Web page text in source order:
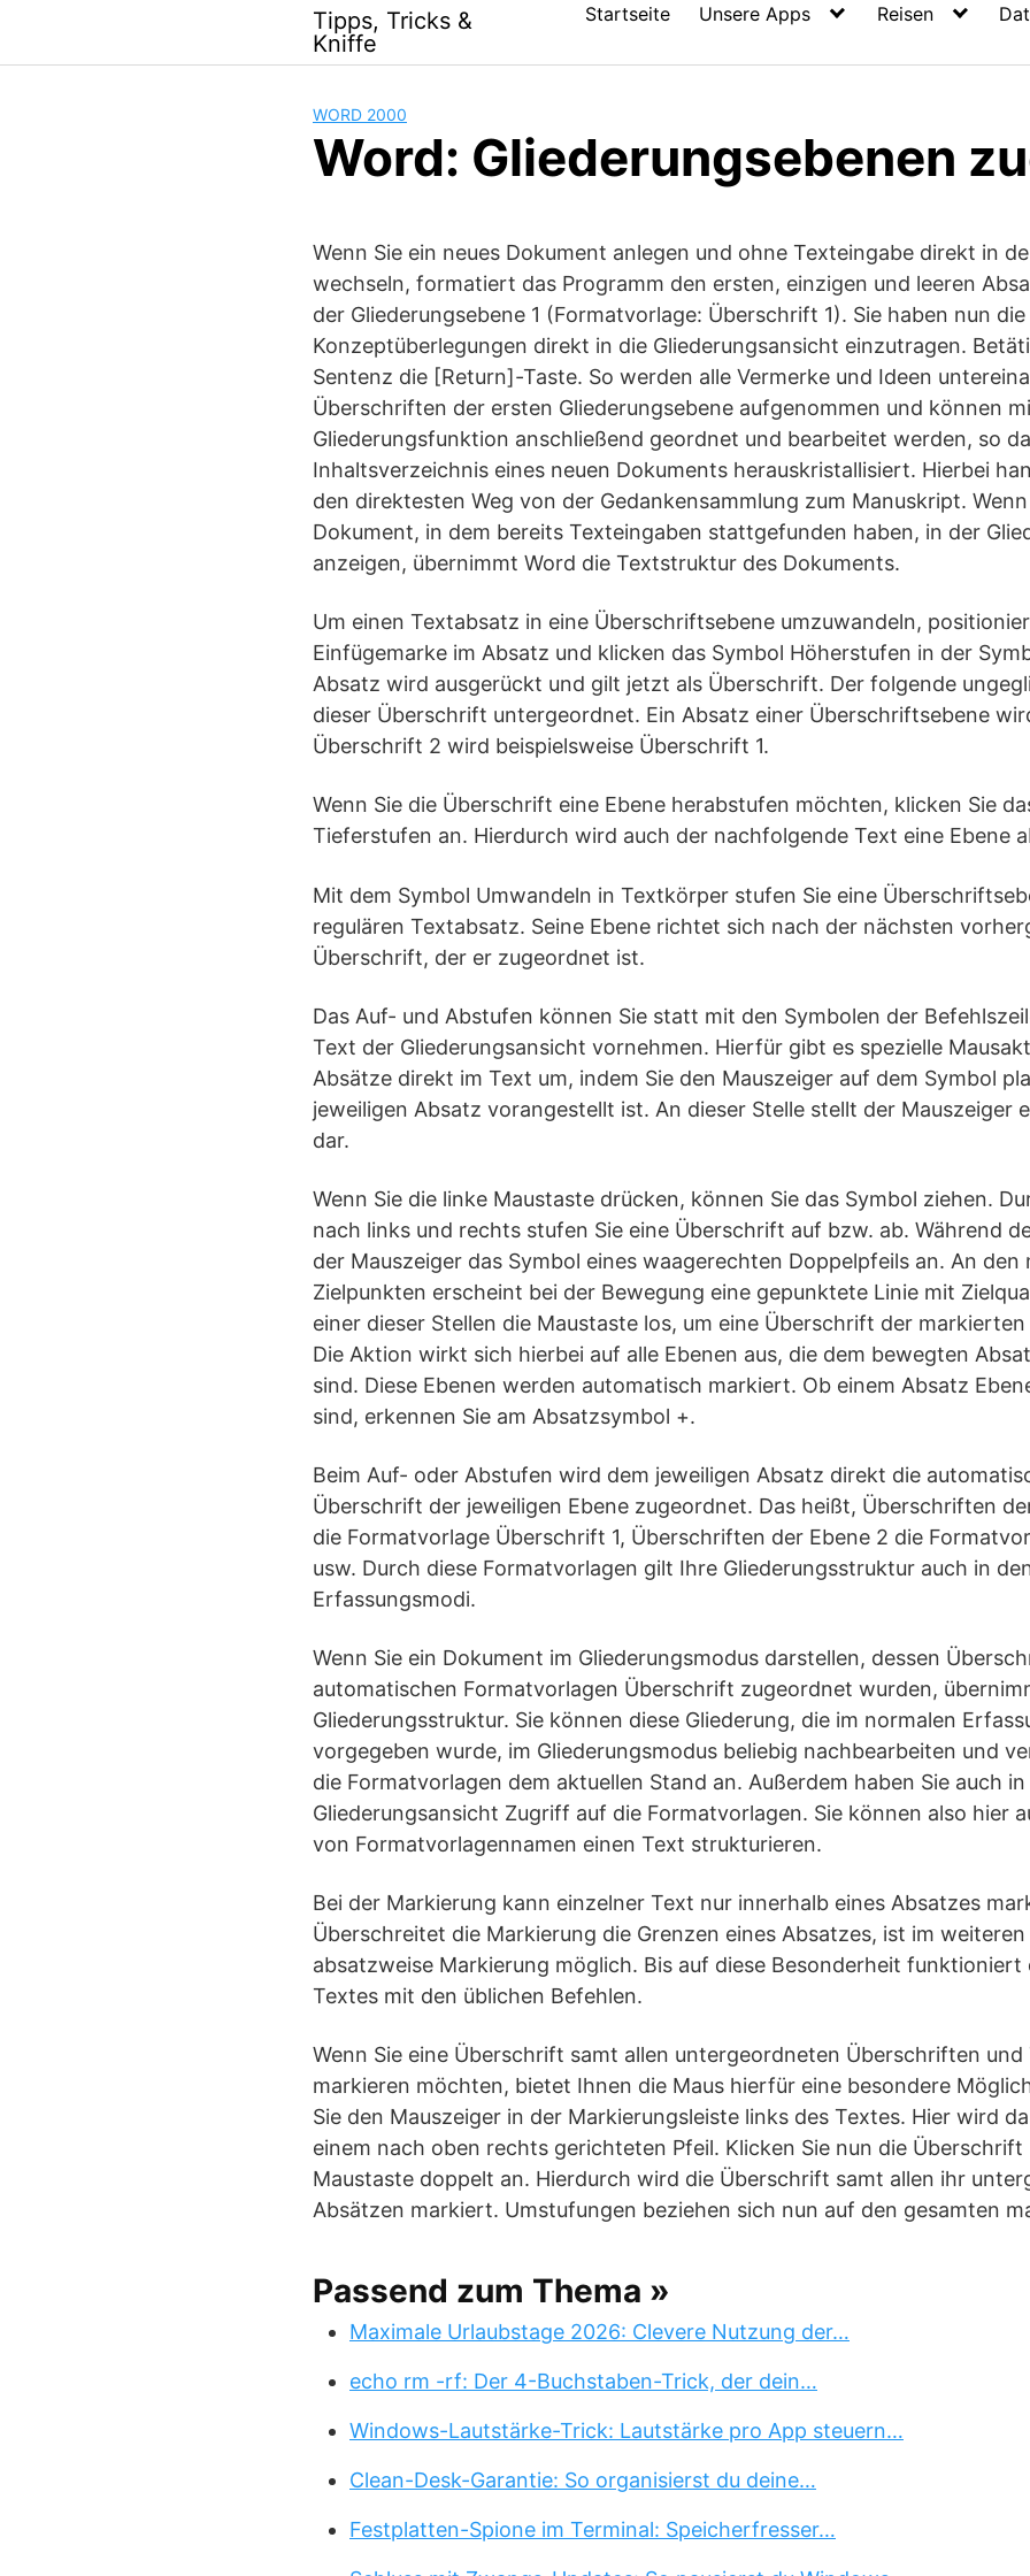
content
Tipps, Tricks &
Kniffe
Startseite Unsere Apps Reisen
WORD 2000
Word: Gliederungsebenen
Wenn Sie ein neues Dokument anlegen und ohne Texteingabe direkt in
wechseln, formatiert das Programm den ersten, einzigen und leeren
der Gliederungsebene 1 (Formatvorlage: Überschrift 1). Sie haben nun
Konzeptüberlegungen direkt in die Gliederungsansicht einzutragen.
Sentenz die [Return]-Taste. So werden alle Vermerke und Ideen
Überschriften der ersten Gliederungsebene aufgenommen und können
Gliederungsfunktion anschließend geordnet und bearbeitet werden, so
Inhaltsverzeichnis eines neuen Dokuments herauskristallisiert. Hierbei
den direktesten Weg von der Gedankensammlung zum Manuskript.
Dokument, in dem bereits Texteingaben stattgefunden haben, in der
anzeigen, übernimmt Word die Textstruktur des Dokuments.
Um einen Textabsatz in eine Überschriftsebene umzuwandeln,
Einfügemarke im Absatz und klicken das Symbol Höherstufen in der
Absatz wird ausgerückt und gilt jetzt als Überschrift. Der folgende
dieser Überschrift untergeordnet. Ein Absatz einer Überschriftsebene
Überschrift 2 wird beispielsweise Überschrift 1.
Wenn Sie die Überschrift eine Ebene herabstufen möchten, klicken Sie
Tieferstufen an. Hierdurch wird auch der nachfolgende Text eine Ebene
Mit dem Symbol Umwandeln in Textkörper stufen Sie eine
regulären Textabsatz. Seine Ebene richtet sich nach der nächsten
Überschrift, der er zugeordnet ist.
Das Auf- und Abstufen können Sie statt mit den Symbolen der
Text der Gliederungsansicht vornehmen. Hierfür gibt es spezielle
Absätze direkt im Text um, indem Sie den Mauszeiger auf dem Symbol
jeweiligen Absatz vorangestellt ist. An dieser Stelle stellt der Mauszeiger
dar.
Wenn Sie die linke Maustaste drücken, können Sie das Symbol ziehen.
nach links und rechts stufen Sie eine Überschrift auf bzw. ab. Während
der Mauszeiger das Symbol eines waagerechten Doppelpfeils an. An den
Zielpunkten erscheint bei der Bewegung eine gepunktete Linie mit
einer dieser Stellen die Maustaste los, um eine Überschrift der
Die Aktion wirkt sich hierbei auf alle Ebenen aus, die dem bewegten
sind. Diese Ebenen werden automatisch markiert. Ob einem Absatz
sind, erkennen Sie am Absatzsymbol +.
Beim Auf- oder Abstufen wird dem jeweiligen Absatz direkt die
Überschrift der jeweiligen Ebene zugeordnet. Das heißt, Überschriften
die Formatvorlage Überschrift 1, Überschriften der Ebene 2 die
usw. Durch diese Formatvorlagen gilt Ihre Gliederungsstruktur auch in
Erfassungsmodi.
Wenn Sie ein Dokument im Gliederungsmodus darstellen, dessen
automatischen Formatvorlagen Überschrift zugeordnet wurden,
Gliederungsstruktur. Sie können diese Gliederung, die im normalen
vorgegeben wurde, im Gliederungsmodus beliebig nachbearbeiten und
die Formatvorlagen dem aktuellen Stand an. Außerdem haben Sie auch
Gliederungsansicht Zugriff auf die Formatvorlagen. Sie können also hier
von Formatvorlagennamen einen Text strukturieren.
Bei der Markierung kann einzelner Text nur innerhalb eines Absatzes
Überschreitet die Markierung die Grenzen eines Absatzes, ist im
absatzweise Markierung möglich. Bis auf diese Besonderheit funktioniert
Textes mit den üblichen Befehlen.
Wenn Sie eine Überschrift samt allen untergeordneten Überschriften
markieren möchten, bietet Ihnen die Maus hierfür eine besondere
Sie den Mauszeiger in der Markierungsleiste links des Textes. Hier wird
einem nach oben rechts gerichteten Pfeil. Klicken Sie nun die
Maustaste doppelt an. Hierdurch wird die Überschrift samt allen ihr
Absätzen markiert. Umstufungen beziehen sich nun auf den gesamten
Passend zum Thema »
Maximale Urlaubstage 2026: Clevere Nutzung der…
echo rm -rf: Der 4-Buchstaben-Trick, der dein…
Windows-Lautstärke-Trick: Lautstärke pro App steuern…
Clean-Desk-Garantie: So organisierst du deine…
Festplatten-Spione im Terminal: Speicherfresser…